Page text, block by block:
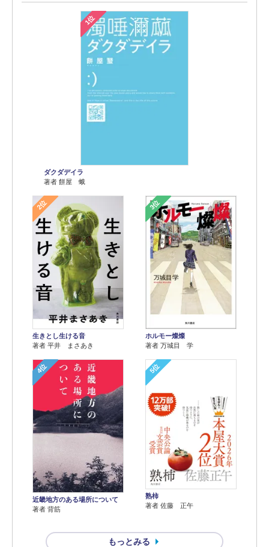
1位
ダクダデイラ
著者 餅屋 蛾
2位
生きとし生ける音
著者 平井 まさあき
3位
ホルモー燦燦
著者 万城目 学
4位
近畿地方のある場所について
著者 背筋
5位
熟柿
著者 佐藤 正午
もっとみる